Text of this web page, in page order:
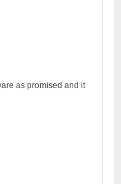
as promised and it